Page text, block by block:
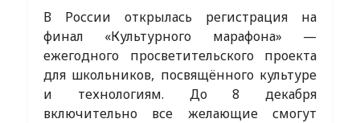
В России открылась регистрация на
финал «Культурного марафона» —
ежегодного просветительского проекта
для школьников, посвящённого культуре
и технологиям. До 8 декабря
включительно все желающие смогут